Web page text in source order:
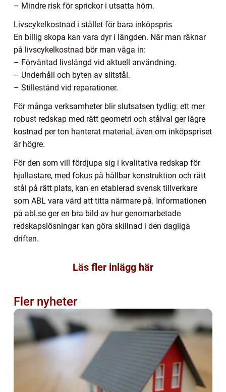
– Mindre risk för sprickor i utsatta hörn.
Livscykelkostnad i stället för bara inköpspris
En billig skopa kan vara dyr i längden. När man räknar
på livscykelkostnad bör man väga in:
– Förväntad livslängd vid aktuell användning.
– Underhåll och byten av slitstål.
– Stillestånd vid reparationer.
För många verksamheter blir slutsatsen tydlig: ett mer
robust redskap med rätt geometri och stålval ger lägre
kostnad per ton hanterat material, även om inköpspriset
är högre.
För den som vill fördjupa sig i kvalitativa redskap för
hjullastare, med fokus på hållbar konstruktion och rätt
stål på rätt plats, kan en etablerad svensk tillverkare
som ABL vara värd att titta närmare på. Informationen
på abl.se ger en bra bild av hur genomarbetade
redskapslösningar kan göra skillnad i den dagliga
driften.
Läs fler inlägg här
Fler nyheter